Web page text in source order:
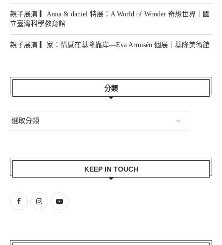
親子展演 ▎Anna & daniel 特展：A World of Wonder 奇想世界｜國
立臺灣科學教育館
親子展演 ▎家：情感在基隆靠岸—Eva Armisén 個展｜基隆美術館
分類
KEEP IN TOUCH